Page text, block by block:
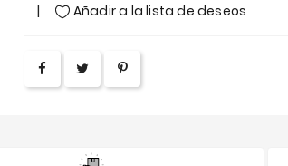
Añadir a la lista de deseos